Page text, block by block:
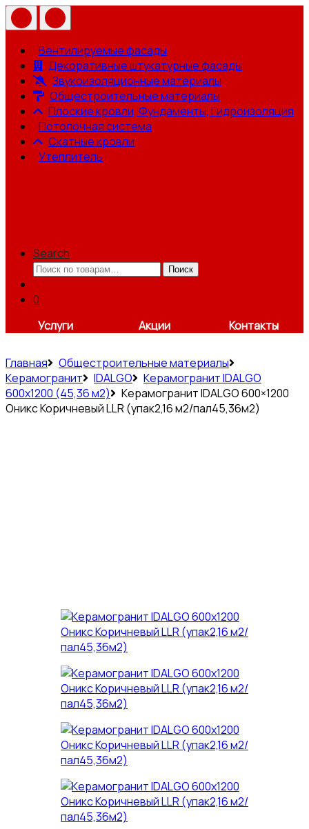
Вентилируемые фасады
Декоративные штукатурные фасады
Звукоизоляционные материалы
Общестроительные материалы
Плоские кровли, Фундаменты, Гидроизоляция
Потолочная система
Скатные кровли
Утеплитель
Search
Искать:
Поиск
0
Услуги
Акции Контакты
Главная
Общестроительные материалы
Керамогранит
IDALGO
Керамогранит IDALGO
600x1200 (45,36 м2)
Керамогранит IDALGO 600×1200
Оникс Коричневый LLR (упак2,16 м2/пал45,36м2)